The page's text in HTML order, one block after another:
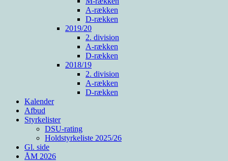
A-rækken
D-rækken
2019/20
2. division
A-rækken
D-rækken
2018/19
2. division
A-rækken
D-rækken
Kalender
Afbud
Styrkelister
DSU-rating
Holdstyrkeliste 2025/26
Gl. side
ÅM 2026